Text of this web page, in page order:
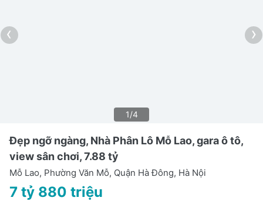
‹ ›
1/4
Đẹp ngỡ ngàng, Nhà Phân Lô Mỗ Lao, gara ô tô,
view sân chơi, 7.88 tỷ
Mỗ Lao, Phường Văn Mỗ, Quận Hà Đông, Hà Nội
7 tỷ 880 triệu